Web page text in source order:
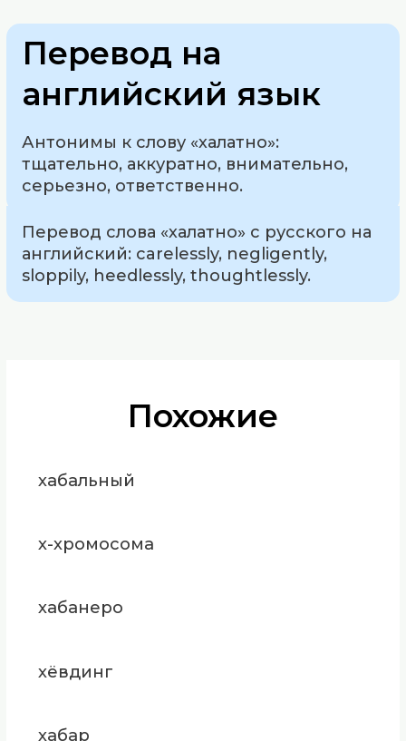
Перевод на
английский язык
Антонимы к слову «халатно»:
тщательно, аккуратно, внимательно,
серьезно, ответственно.
Перевод слова «халатно» с русского на
английский: carelessly, negligently,
sloppily, heedlessly, thoughtlessly.
Похожие
хабальный
х-хромосома
хабанеро
хёвдинг
хабар